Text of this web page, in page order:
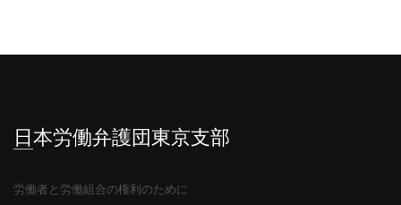
日本労働弁護団東京支部
労働者と労働組合の権利のために